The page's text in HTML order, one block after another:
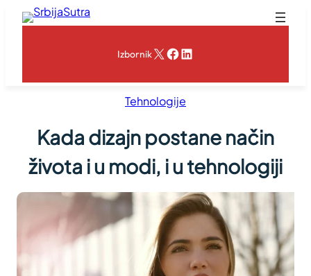
Skoči
IzbornikX Facebook
LinkedIn
Tehnologije
Kada dizajn postane način
života i u modi, i u tehnologiji